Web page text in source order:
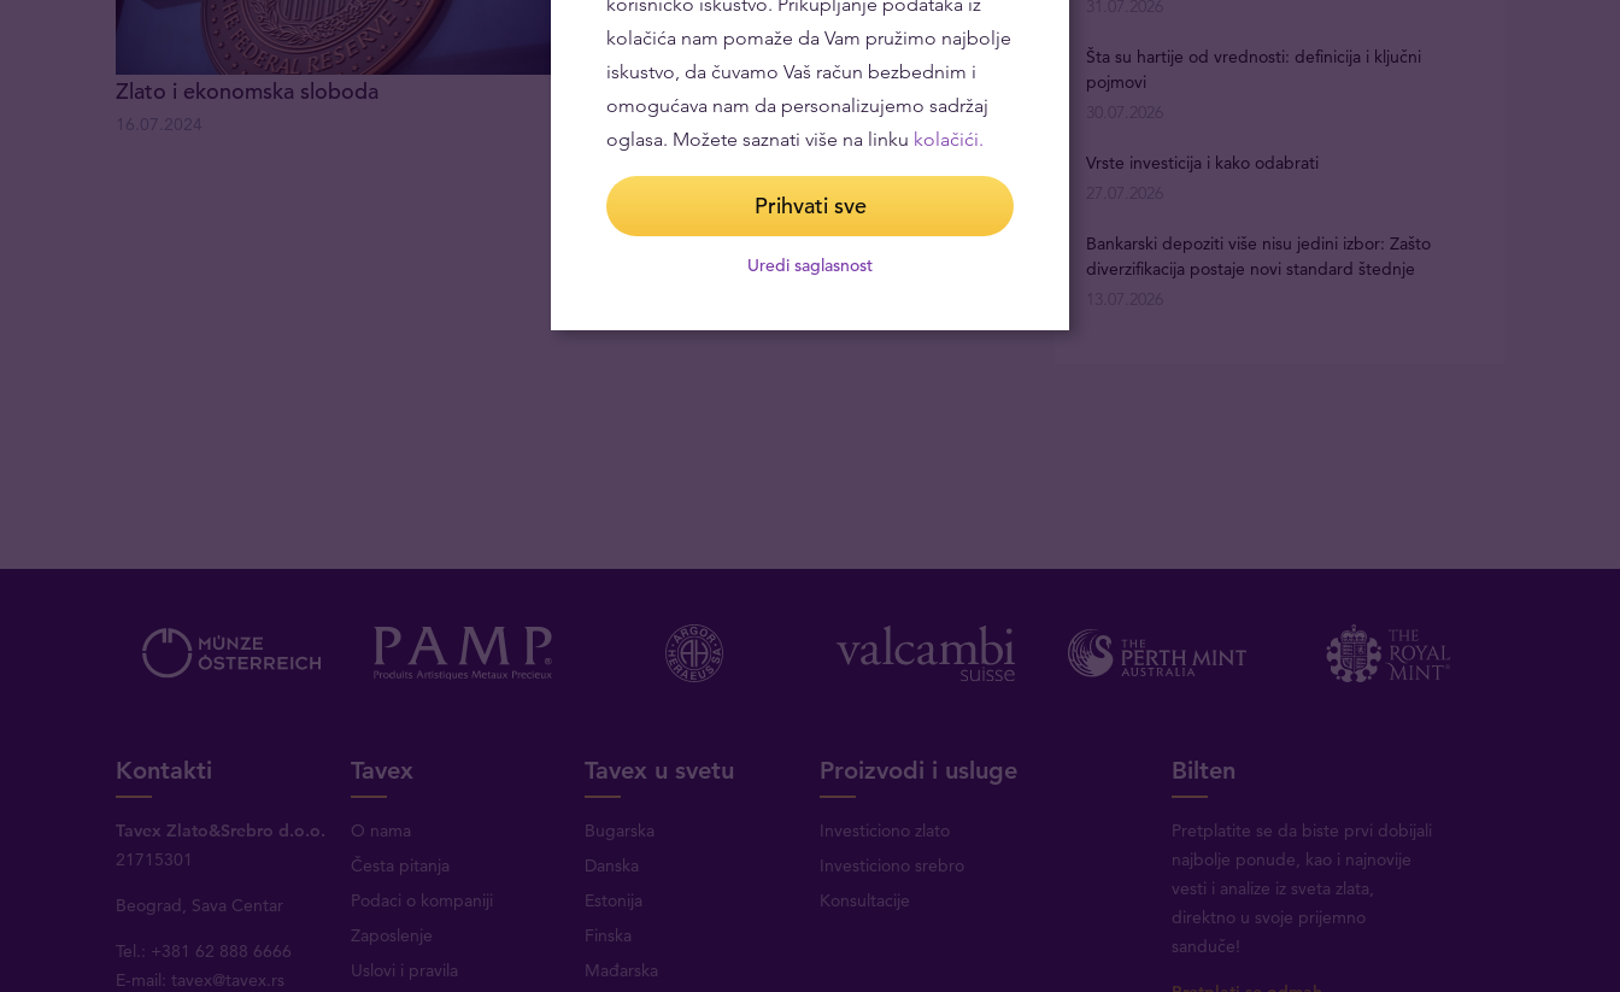
Zlato i ekonomska sloboda
Svet bez zlatnog standarda – (više od) pet
decenija kasnije
16.04.2024
31.07.2026
Šta su hartije od vrednosti: definicija i ključni
pojmovi
30.07.2026
Vrste investicija i kako odabrati
27.07.2026
Bankarski depoziti više nisu jedini izbor: Zašto
diverzifikacija postaje novi standard štednje
13.07.2026
Kontakti
Tavex Zlato&Srebro d.o.o.
21715301
Beograd, Sava Centar
Tel.: +381 62 888 6666
E-mail:tavex@tavex.rs
Tavex
O nama
Česta pitanja
Podaci o kompaniji
Zaposlenje
Uslovi i pravila
Tavex u svetu
Bugarska
Danska
Estonija
Finska
Mađarska
Proizvodi i usluge
Investiciono zlato
Investiciono srebro
Konsultacije
Bilten
Pretplatite se da biste prvi dobijali
najbolje ponude, kao i najnovije
vesti i analize iz sveta zlata,
direktno u svoje prijemno
sanduče!
kolačića nam pomaže da Vam pružimo najbolje
iskustvo, da čuvamo Vaš račun bezbednim i
omogućava nam da personalizujemo sadržaj
oglasa. Možete saznati više na linku kolačići.
Prihvati sve
Uredi saglasnost